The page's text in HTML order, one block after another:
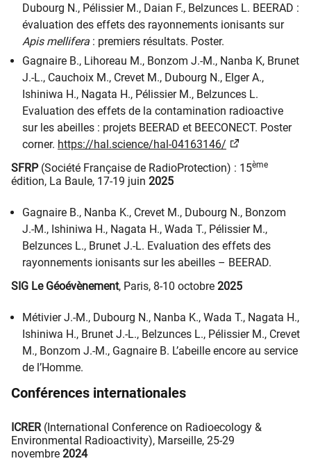
Dubourg N., Pélissier M., Daian F., Belzunces L. BEERAD :
évaluation des effets des rayonnements ionisants sur
Apis mellifera : premiers résultats. Poster.
Gagnaire B., Lihoreau M., Bonzom J.-M., Nanba K, Brunet
J.-L., Cauchoix M., Crevet M., Dubourg N., Elger A.,
Ishiniwa H., Nagata H., Pélissier M., Belzunces L.
Evaluation des effets de la contamination radioactive
sur les abeilles : projets BEERAD et BEECONECT. Poster
corner. https://hal.science/hal-04163146/
SFRP(Société Française de RadioProtection) : 15ème
édition, La Baule, 17-19 juin 2025
Gagnaire B., Nanba K., Crevet M., Dubourg N., Bonzom
J.-M., Ishiniwa H., Nagata H., Wada T., Pélissier M.,
Belzunces L., Brunet J.-L. Evaluation des effets des
rayonnements ionisants sur les abeilles – BEERAD.
SIG Le Géoévènement, Paris, 8-10 octobre 2025
Métivier J.-M., Dubourg N., Nanba K., Wada T., Nagata H.,
Ishiniwa H., Brunet J.-L., Belzunces L., Pélissier M., Crevet
M., Bonzom J.-M., Gagnaire B. L’abeille encore au service
de l’Homme.
Conférences internationales
ICRER (International Conference on Radioecology &
Environmental Radioactivity), Marseille, 25-29
novembre 2024